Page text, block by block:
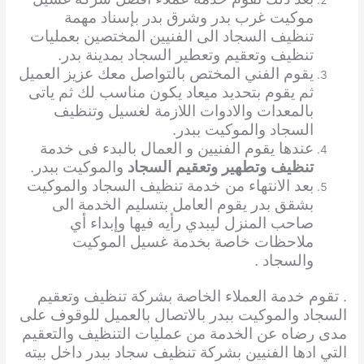
موكيت غرب بدر وشرق بدر بإسناد مهمة
تنظيف السجاد الى الفنيين المختصين بعمليات
تنظيف وتعقيم وتعطير السجاد بمدينة بدر.
يقوم الفني المختص بالتواصل معك عزيز العميل
ثم يقوم بتحديد ميعاد يكون مناسب لك ثم ياتى
بالمعدات والادوات اللازمة لغسيل وتنظيف
السجاد والموكيت ببدر.
عندها يقوم الفنيين و العمال بالبدء فى خدمة
تنظيف وتطهير وتعقيم السجاد والموكيت ببدر.
بعد الانتهاء من خدمة تنظيف السجاد والموكيت
بشقق بدر يقوم العامل بتسليم الخدمة الى
صاحب المنزل ليبدي رأيه فيها وإبداء أي
ملاحظات خاصة بخدمة غسيل الموكيت
والسجاد .
. تقوم خدمة العملاء الخاصة بشركة تنظيف وتعقيم
السجاد والموكيت ببدر بالاتصال بالعميل للوقوف على
مدى رضاه عن الخدمة من عمليات التنظيف والتعقيم
التي ادها الفنيين بشركة تنظيف سجاد ببدر داخل بيته